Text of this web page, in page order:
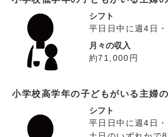
シフト
平日日中に週4日
月々の収入
約71,000円
小学校高学年の子どもがいる主婦
シフト
平日日中に週4日